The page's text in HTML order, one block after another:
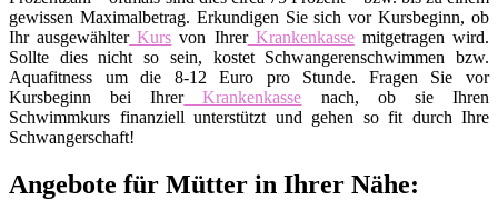
gewissen Maximalbetrag. Erkundigen Sie sich vor Kursbeginn, ob
Ihr ausgewählterKurs von IhrerKrankenkassemitgetragen wird.
Sollte dies nicht so sein, kostet Schwangerenschwimmen bzw.
Aquafitness um die 8-12 Euro pro Stunde. Fragen Sie vor
Kursbeginn bei IhrerKrankenkasse nach, ob sie Ihren
Schwimmkurs finanziell unterstützt und gehen so fit durch Ihre
Schwangerschaft!
Angebote für Mütter in Ihrer Nähe: